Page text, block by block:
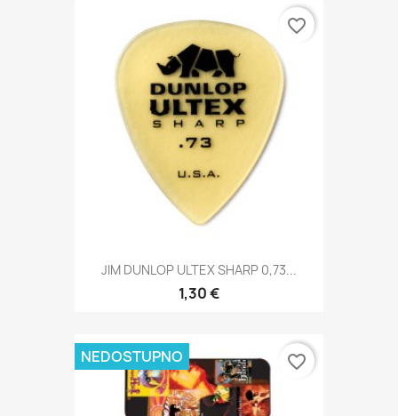
JIM DUNLOP ULTEX SHARP 0,73...
1,30 €
favorite_border
NEDOSTUPNO favorite_border